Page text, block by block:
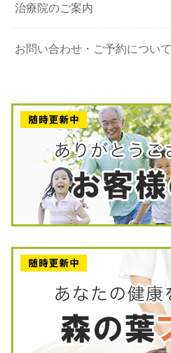
治療院のご案内
お問い合わせ・ご予約について